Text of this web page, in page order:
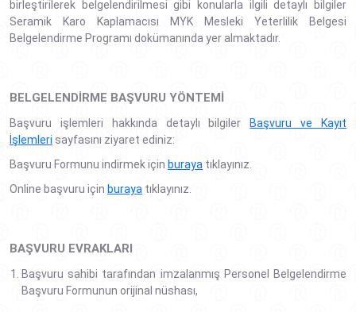
birleştirilerek belgelendirilmesi gibi konularla ilgili detaylı bilgiler
Seramik Karo Kaplamacısı MYK Mesleki Yeterlilik Belgesi
Belgelendirme Programı dokümanında yer almaktadır.
BELGELENDIRME BAŞVURU YÖNTEMI
Başvuru işlemleri hakkında detaylı bilgiler
Başvuru ve Kayıt
İşlemleri sayfasını ziyaret ediniz:
Başvuru Formunu indirmek için buraya tıklayınız.
Online başvuru için buraya tıklayınız.
BAŞVURU EVRAKLARI
Başvuru sahibi tarafından imzalanmış Personel Belgelendirme
Başvuru Formunun orijinal nüshası,